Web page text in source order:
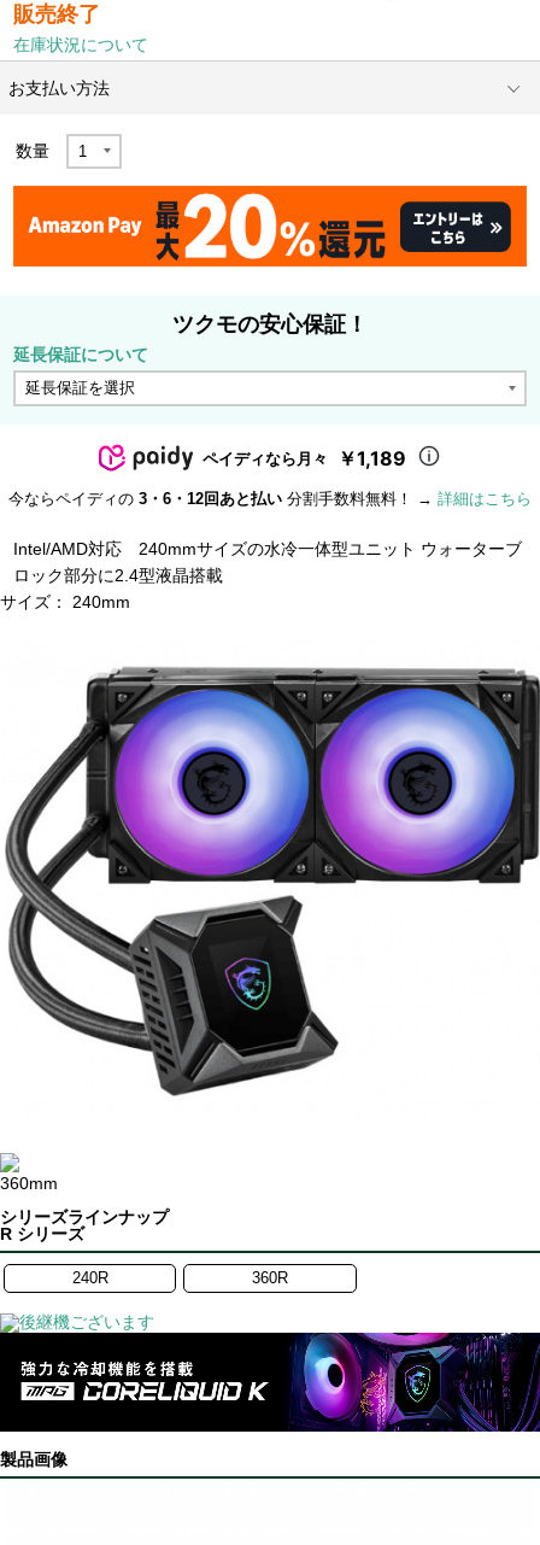
販売終了
在庫状況について
お支払い方法
数量
ツクモの安心保証！
延長保証について
ペイディなら月々 ￥1,189
今ならペイディの 3・6・12回あと払い 分割手数料無料！ → 詳細はこちら
Intel/AMD対応 240mmサイズの水冷一体型ユニット ウォーターブ
ロック部分に2.4型液晶搭載
サイズ： 240mm
360mm
シリーズラインナップ
R シリーズ
240R 360R
製品画像